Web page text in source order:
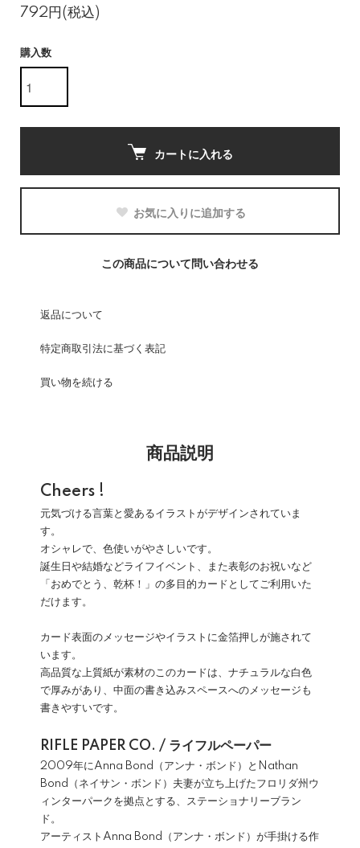
792円(税込)
購入数
カートに入れる
お気に入りに追加する
この商品について問い合わせる
返品について
特定商取引法に基づく表記
買い物を続ける
商品説明
Cheers !
元気づける言葉と愛あるイラストがデザインされていま
す。
オシャレで、色使いがやさしいです。
誕生日や結婚などライフイベント、また表彰のお祝いなど
「おめでとう、乾杯！」の多目的カードとしてご利用いた
だけます。
カード表面のメッセージやイラストに金箔押しが施されて
います。
高品質な上質紙が素材のこのカードは、ナチュラルな白色
で厚みがあり、中面の書き込みスペースへのメッセージも
書きやすいです。
RIFLE PAPER CO. / ライフルペーパー
2009年にAnna Bond（アンナ・ボンド）とNathan
Bond（ネイサン・ボンド）夫妻が立ち上げたフロリダ州ウ
ィンターパークを拠点とする、ステーショナリーブラン
ド。
アーティストAnna Bond（アンナ・ボンド）が手掛ける作